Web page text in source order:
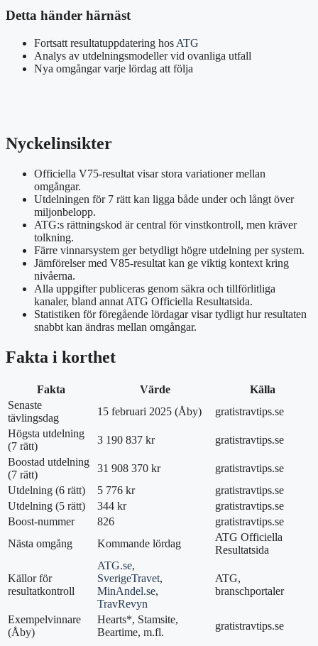
Detta händer härnäst
Fortsatt resultatuppdatering hos ATG
Analys av utdelningsmodeller vid ovanliga utfall
Nya omgångar varje lördag att följa
Nyckelinsikter
Officiella V75-resultat visar stora variationer mellan
omgångar.
Utdelningen för 7 rätt kan ligga både under och långt över
miljonbelopp.
ATG:s rättningskod är central för vinstkontroll, men kräver
tolkning.
Färre vinnarsystem ger betydligt högre utdelning per system.
Jämförelser med V85-resultat kan ge viktig kontext kring
nivåerna.
Alla uppgifter publiceras genom säkra och tillförlitliga
kanaler, bland annat ATG Officiella Resultatsida.
Statistiken för föregående lördagar visar tydligt hur resultaten
snabbt kan ändras mellan omgångar.
Fakta i korthet
Fakta Värde
Källa
Senaste
tävlingsdag
15 februari 2025 (Åby)
gratistravtips.se
Högsta utdelning
(7 rätt)
3 190 837 kr
gratistravtips.se
Boostad utdelning
(7 rätt)
31 908 370 kr
gratistravtips.se
Utdelning (6 rätt)
5 776 kr
gratistravtips.se
Utdelning (5 rätt)
344 kr
gratistravtips.se
Boost-nummer
826
gratistravtips.se
Nästa omgång
Kommande lördag
ATG Officiella
Resultatsida
Källor för
resultatkontroll
ATG.se,
SverigeTravet,
MinAndel.se,
TravRevyn
ATG,
branschportaler
Exempelvinnare
(Åby)
Hearts*, Stamsite,
Beartime, m.fl.
gratistravtips.se